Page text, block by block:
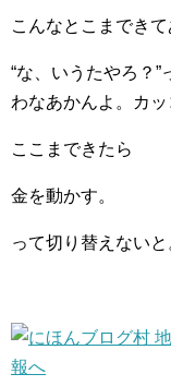
こんなとこまでき
“な、いうたやろ？
わなあかんよ。カッ
ここまできたら
金を動かす。
って切り替えないと